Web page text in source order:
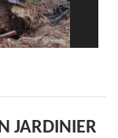
JARDINIER